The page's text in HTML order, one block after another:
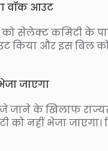
वॉक आउट
सेलेक्ट कमिटी के
किया और इस बिल
जाएगा
जाने के खिलाफ
को नहीं भेजा